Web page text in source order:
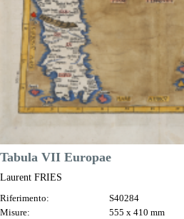
Tabula VII Europae
Laurent FRIES
Riferimento:
S40284
Misure:
555 x 410 mm